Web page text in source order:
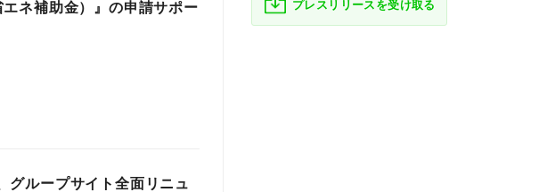
ネ補助金）』の申請サポー
グループサイト全面リニュ
プレスリリースを受け取る